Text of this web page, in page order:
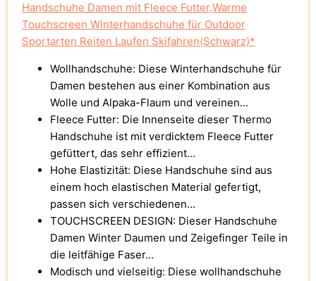
Handschuhe Damen mit Fleece Futter,Warme
Touchscreen Winterhandschuhe für Outdoor
Sportarten Reiten Laufen Skifahren(Schwarz)*
Wollhandschuhe: Diese Winterhandschuhe für
Damen bestehen aus einer Kombination aus
Wolle und Alpaka-Flaum und vereinen...
Fleece Futter: Die Innenseite dieser Thermo
Handschuhe ist mit verdicktem Fleece Futter
gefüttert, das sehr effizient...
Hohe Elastizität: Diese Handschuhe sind aus
einem hoch elastischen Material gefertigt,
passen sich verschiedenen...
TOUCHSCREEN DESIGN: Dieser Handschuhe
Damen Winter Daumen und Zeigefinger Teile in
die leitfähige Faser...
Modisch und vielseitig: Diese wollhandschuhe